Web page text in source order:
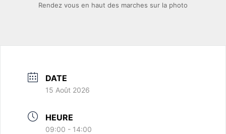
Rendez vous en haut des marches sur la photo
DATE
15 Août 2026
HEURE
09:00 - 14:00